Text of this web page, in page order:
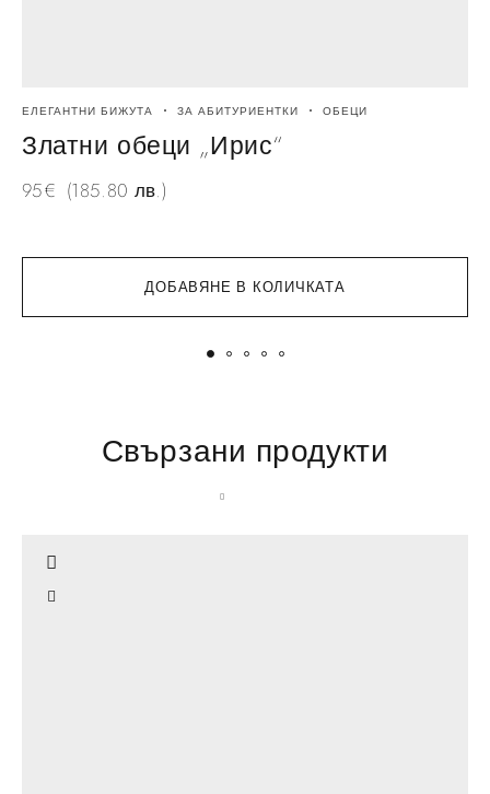
ДОБАВЯНЕ В КОЛИЧКАТА
ЕЛЕГАНТНИ БИЖУТА ЗА АБИТУРИЕНТКИ ОБЕЦИ
Златни обеци „Ирис“
95€ (185.80 лв.)
Свързани продукти